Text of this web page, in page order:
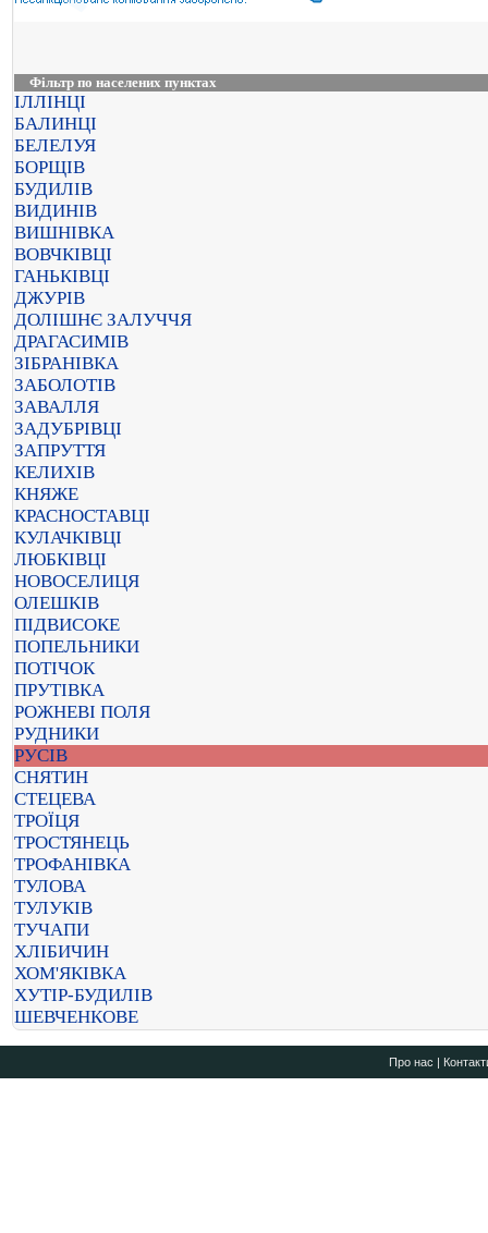
Фільтр по населених пунктах
ІЛЛІНЦІ
БАЛИНЦІ
БЕЛЕЛУЯ
БОРЩІВ
БУДИЛІВ
ВИДИНІВ
ВИШНІВКА
ВОВЧКІВЦІ
ГАНЬКІВЦІ
ДЖУРІВ
ДОЛІШНЄ ЗАЛУЧЧЯ
ДРАГАСИМІВ
ЗІБРАНІВКА
ЗАБОЛОТІВ
ЗАВАЛЛЯ
ЗАДУБРІВЦІ
ЗАПРУТТЯ
КЕЛИХІВ
КНЯЖЕ
КРАСНОСТАВЦІ
КУЛАЧКІВЦІ
ЛЮБКІВЦІ
НОВОСЕЛИЦЯ
ОЛЕШКІВ
ПІДВИСОКЕ
ПОПЕЛЬНИКИ
ПОТІЧОК
ПРУТІВКА
РОЖНЕВІ ПОЛЯ
РУДНИКИ
РУСІВ
СНЯТИН
СТЕЦЕВА
ТРОЇЦЯ
ТРОСТЯНЕЦЬ
ТРОФАНІВКА
ТУЛОВА
ТУЛУКІВ
ТУЧАПИ
ХЛІБИЧИН
ХОМ'ЯКІВКА
ХУТІР-БУДИЛІВ
ШЕВЧЕНКОВЕ
Про нас |